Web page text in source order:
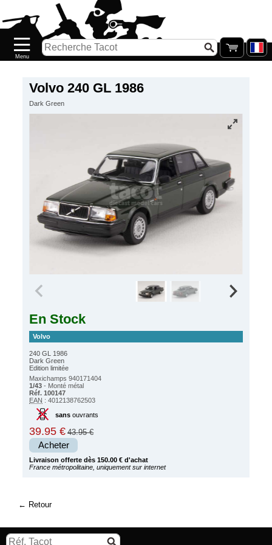
Volvo 240 GL 1986
Dark Green
En Stock
Volvo
240 GL 1986
Dark Green
Edition limitée
Maxichamps 940171404
1/43 - Monté métal
Réf. 100147
EAN : 4012138762503
sansouvrants
39.95 € 43.95 €
Acheter
Livraison offerte dès 150.00 € d'achat
France métropolitaine, uniquement sur internet
Retour
Nouveautés
Catalogue/Stock
PETITS